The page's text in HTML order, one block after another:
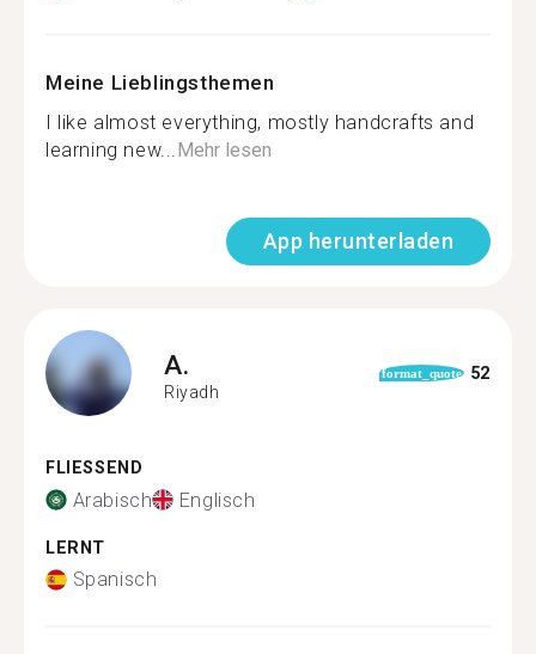
Meine Lieblingsthemen
I like almost everything, mostly handcrafts and
learning new...Mehr lesen
App herunterladen
A.
Riyadh
format_quote 52
FLIESSEND
Arabisch Englisch
LERNT
Spanisch